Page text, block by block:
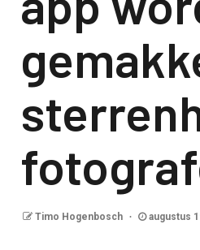
Timo Hogenbosch augustus